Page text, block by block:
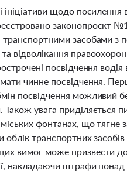
ініціативи щодо
законопроєкт
транспортними засобами
відволікання
посвідчення
чинне посвідчення.
посвідчення можливий
увага приділяється
фонтанах, що тягне
облік транспортних
вимог може призвести
накладаючи штрафи